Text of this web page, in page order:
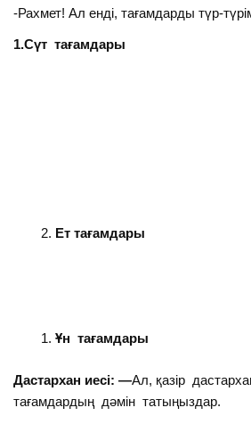
-Рахмет! Ал енді, тағамдарды түр-
1.Сүт тағамдары
Ет тағамдары
Ұн тағамдары
Дастархан иесі: —Ал, қазір
тағамдардың дәмін татыңыздар.